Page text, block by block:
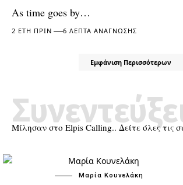
As time goes by…
2 ΈΤΗ ΠΡΙΝ 6 ΛΕΠΤΆ ΑΝΆΓΝΩΣΗΣ
Εμφάνιση Περισσότερων
Μίλησαν στο Elpis Calling.. Δείτε όλες τις
Μαρία Κουνελάκη